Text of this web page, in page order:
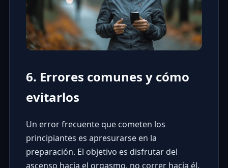
6. Errores comunes y cómo
evitarlos
Un error frecuente que cometen los
principiantes es apresurarse en la
preparación. El objetivo es disfrutar del
ascenso hacia el orgasmo, no correr hacia él.